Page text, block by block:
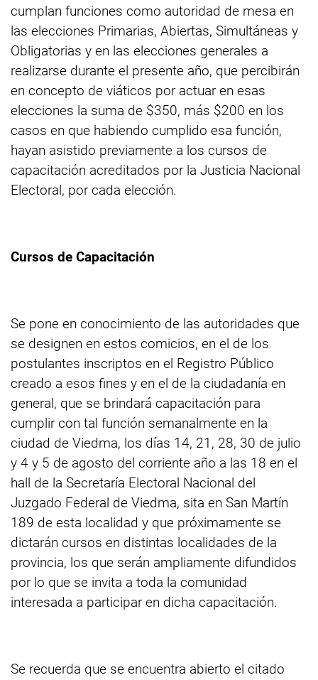
cumplan funciones como autoridad de mesa en
las elecciones Primarias, Abiertas, Simultáneas y
Obligatorias y en las elecciones generales a
realizarse durante el presente año, que percibirán
en concepto de viáticos por actuar en esas
elecciones la suma de $350, más $200 en los
casos en que habiendo cumplido esa función,
hayan asistido previamente a los cursos de
capacitación acreditados por la Justicia Nacional
Electoral, por cada elección.
Cursos de Capacitación
Se pone en conocimiento de las autoridades que
se designen en estos comicios, en el de los
postulantes inscriptos en el Registro Público
creado a esos fines y en el de la ciudadanía en
general, que se brindará capacitación para
cumplir con tal función semanalmente en la
ciudad de Viedma, los días 14, 21, 28, 30 de julio
y 4 y 5 de agosto del corriente año a las 18 en el
hall de la Secretaría Electoral Nacional del
Juzgado Federal de Viedma, sita en San Martín
189 de esta localidad y que próximamente se
dictarán cursos en distintas localidades de la
provincia, los que serán ampliamente difundidos
por lo que se invita a toda la comunidad
interesada a participar en dicha capacitación.
Se recuerda que se encuentra abierto el citado